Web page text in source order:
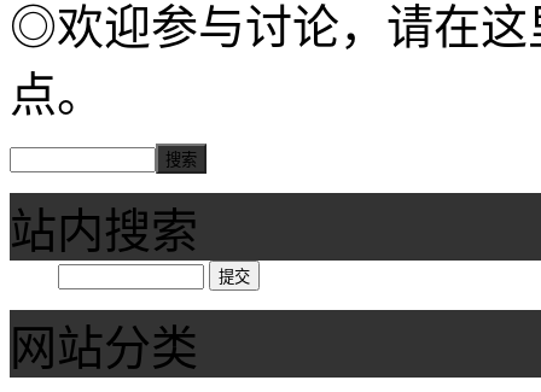
◎欢迎参与讨论，请在这
点。
站内搜索
网站分类